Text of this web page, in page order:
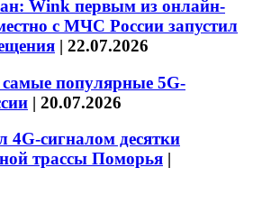
Wink первым из онлайн-
с МЧС России запустил
| 22.07.2026
популярные 5G-
| 20.07.2026
4G-сигналом десятки
трассы Поморья |